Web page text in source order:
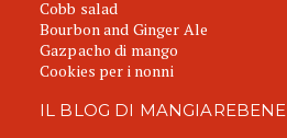
Cobb salad
Bourbon and Ginger Ale
Gazpacho di mango
Cookies per i nonni
IL BLOG DI MANGIAREBENE